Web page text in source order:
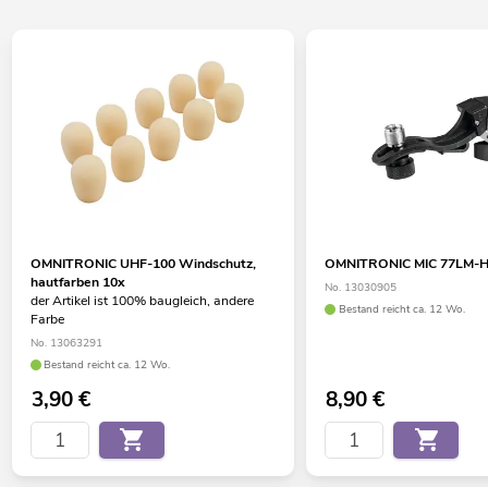
OMNITRONIC UHF-100 Windschutz,
hautfarben 10x
der Artikel ist 100% baugleich, andere
Farbe
No. 13063291
Bestand reicht ca. 12 Wo.
3,90€
OMNITRONIC MIC 77LM-
No. 13030905
Bestand reicht ca. 12 Wo.
8,90€